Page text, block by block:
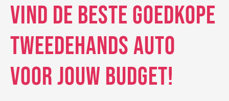
Vind de Beste Goedkope
Tweedehands Auto
voor Jouw Budget!